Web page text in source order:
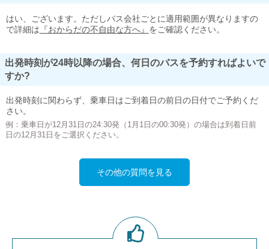
はい、ございます。ただしバス会社ごとに適用範囲が異なりますの
で詳細は 『おからだの不自由な方へ』 をご確認ください。
出発時刻が24時以降の場合、何日のバスを予約すればよいで
すか?
出発時刻に関わらず、乗車日はご到着日の前日の日付でご予約くだ
さい。
例：乗車日が12月31日の24:30発（1月1日の00:30発）の場合は到着日前
日の12月31日をご選択ください。
その他の質問を見る